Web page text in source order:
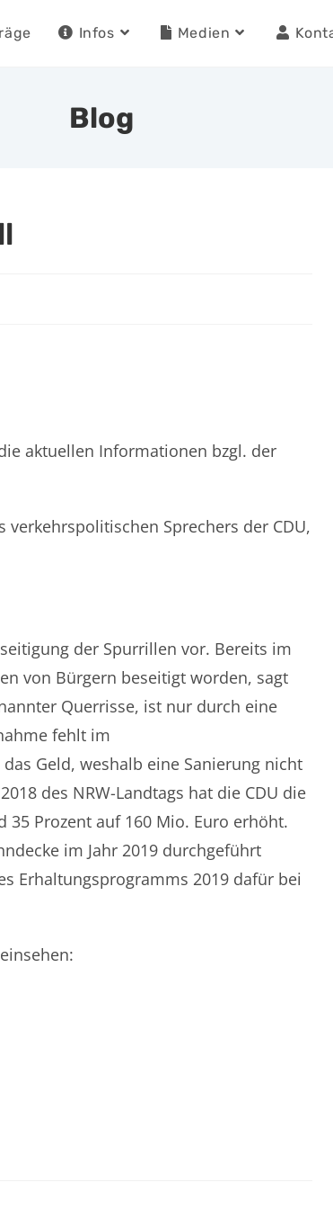
Infos Medien
Blog
aktuellen Informationen bzgl. der
Sprechers der CDU,
der Spurrillen vor. Bereits im
von Bürgern beseitigt worden, sagt
Querrisse, ist nur durch eine
fehlt im
Geld, weshalb eine Sanierung nicht
des NRW-Landtags hat die CDU die
Prozent auf 160 Mio. Euro erhöht.
im Jahr 2019 durchgeführt
Erhaltungsprogramms 2019 dafür bei